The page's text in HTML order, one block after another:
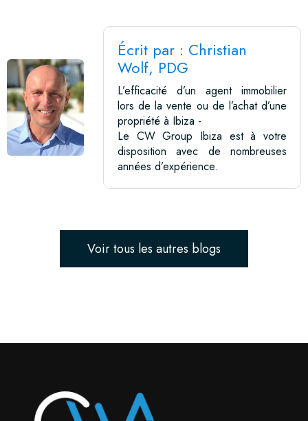
Écrit par : Christian
Wolf, PDG
L’efficacité d’un agent immobilier
lors de la vente ou de l’achat d’une
propriété à Ibiza -
Le CW Group Ibiza est à votre
disposition avec de nombreuses
années d’expérience.
Voir tous les autres blogs